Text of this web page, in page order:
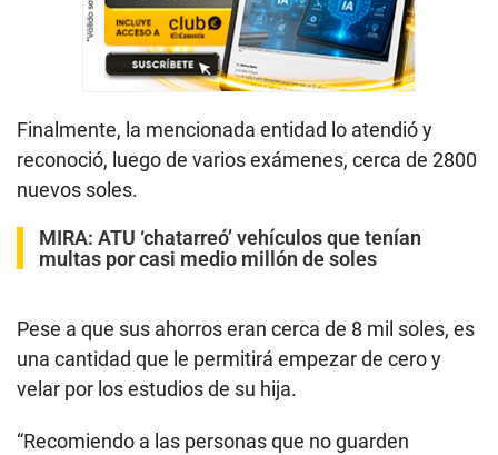
Finalmente, la mencionada entidad lo atendió y
reconoció, luego de varios exámenes, cerca de 2800
nuevos soles.
MIRA: ATU ‘chatarreó’ vehículos que tenían
multas por casi medio millón de soles
Pese a que sus ahorros eran cerca de 8 mil soles, es
una cantidad que le permitirá empezar de cero y
velar por los estudios de su hija.
“Recomiendo a las personas que no guarden